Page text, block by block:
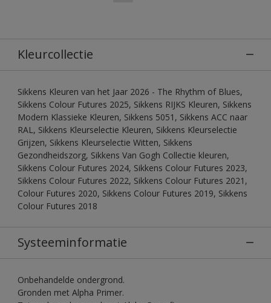
Kleurcollectie
Sikkens Kleuren van het Jaar 2026 - The Rhythm of Blues,
Sikkens Colour Futures 2025, Sikkens RIJKS Kleuren, Sikkens
Modern Klassieke Kleuren, Sikkens 5051, Sikkens ACC naar
RAL, Sikkens Kleurselectie Kleuren, Sikkens Kleurselectie
Grijzen, Sikkens Kleurselectie Witten, Sikkens
Gezondheidszorg, Sikkens Van Gogh Collectie kleuren,
Sikkens Colour Futures 2024, Sikkens Colour Futures 2023,
Sikkens Colour Futures 2022, Sikkens Colour Futures 2021,
Colour Futures 2020, Sikkens Colour Futures 2019, Sikkens
Colour Futures 2018
Systeeminformatie
Onbehandelde ondergrond.
Gronden met Alpha Primer.